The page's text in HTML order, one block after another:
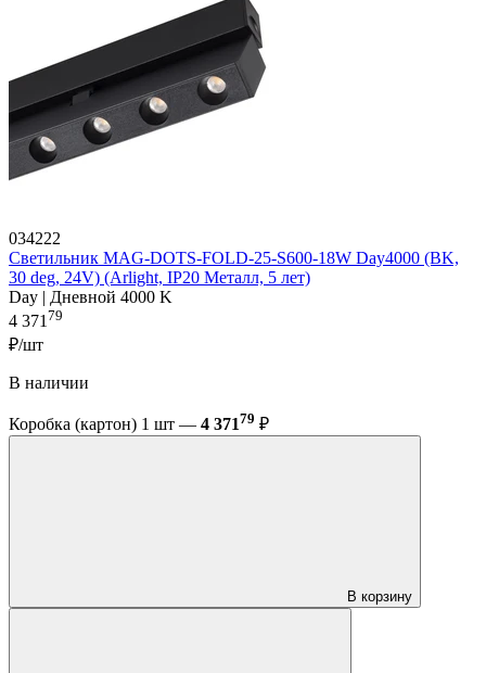
034222
Светильник MAG-DOTS-FOLD-25-S600-18W Day4000 (BK,
30 deg, 24V) (Arlight, IP20 Металл, 5 лет)
Day | Дневной 4000 K
4 37179
₽/шт
В наличии
Коробка (картон) 1 шт — 4 37179 ₽
В корзину